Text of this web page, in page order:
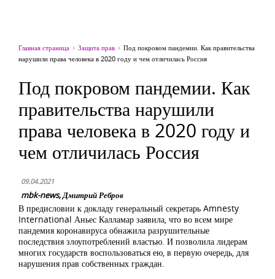
Главная страница Защита прав
Под покровом пандемии. Как правительства
нарушили права человека в 2020 году и чем отличилась Россия
Под покровом пандемии. Как
правительства нарушили
права человека в 2020 году и
чем отличилась Россия
09.04.2021
mbk-news, Дмитрий Ребров
В предисловии к докладу генеральный секретарь Amnesty
International Аньес Калламар заявила, что во всем мире
пандемия коронавируса обнажила разрушительные
последствия злоупотреблений властью. И позволила лидерам
многих государств воспользоваться ею, в первую очередь, для
нарушения прав собственных граждан.